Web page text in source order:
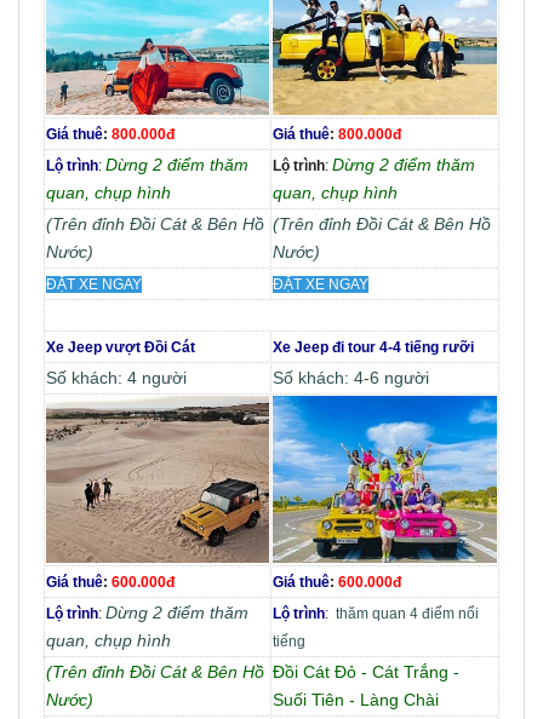
Giá thuê: 800.000đ Giá thuê: 800.000đ
Lộ trình: Dừng 2 điểm thăm
quan, chụp hình
Lộ trình: Dừng 2 điểm thăm
quan, chụp hình
(Trên đỉnh Đồi Cát & Bên Hồ
Nước)
(Trên đỉnh Đồi Cát & Bên Hồ
Nước)
ĐẶT XE NGAY ĐẶT XE NGAY
Xe Jeep vượt Đồi Cát Xe Jeep đi tour 4-4 tiếng rưỡi
Số khách: 4 người Số khách: 4-6 người
Giá thuê: 600.000đ Giá thuê: 600.000đ
Lộ trình: Dừng 2 điểm thăm
quan, chụp hình
Lộ trình: thăm quan 4 điểm nổi
tiếng
(Trên đỉnh Đồi Cát & Bên Hồ
Nước)
Đồi Cát Đỏ - Cát Trắng -
Suối Tiên - Làng Chài